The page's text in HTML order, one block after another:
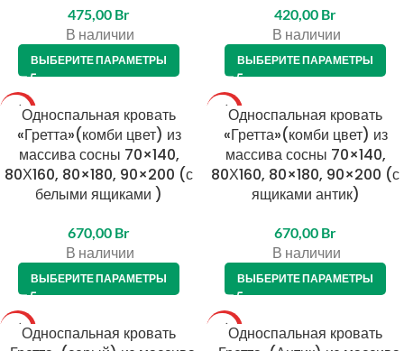
475,00 Br
В наличии
ВЫБЕРИТЕ ПАРАМЕТРЫ
420,00 Br
В наличии
ВЫБЕРИТЕ ПАРАМЕТРЫ
ТОПОдноспальная кровать
«Гретта»(комби цвет) из
массива сосны 70×140,
80Х160, 80×180, 90×200 (с
белыми ящиками )
670,00 Br
В наличии
ВЫБЕРИТЕ ПАРАМЕТРЫ
ТОПОдноспальная кровать
«Гретта»(комби цвет) из
массива сосны 70×140,
80Х160, 80×180, 90×200 (с
ящиками антик)
670,00 Br
В наличии
ВЫБЕРИТЕ ПАРАМЕТРЫ
ТОПОдноспальная кровать
ТОПОдноспальная кровать